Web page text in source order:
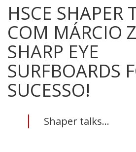
HSCE SHAPER
COM MÁRCIO
SHARP EYE
SURFBOARDS
SUCESSO!
Shaper talks...